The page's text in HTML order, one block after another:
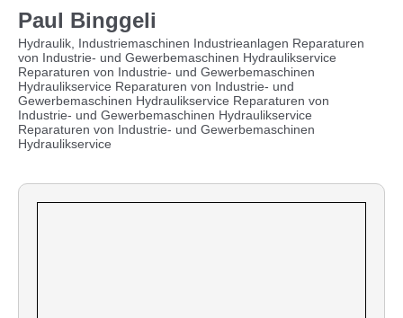
Paul Binggeli
Hydraulik, Industriemaschinen Industrieanlagen Reparaturen
von Industrie- und Gewerbemaschinen Hydraulikservice
Reparaturen von Industrie- und Gewerbemaschinen
Hydraulikservice Reparaturen von Industrie- und
Gewerbemaschinen Hydraulikservice Reparaturen von
Industrie- und Gewerbemaschinen Hydraulikservice
Reparaturen von Industrie- und Gewerbemaschinen
Hydraulikservice